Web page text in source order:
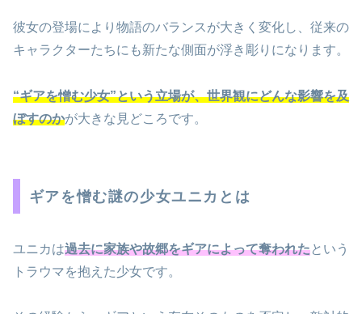
彼女の登場により物語のバランスが大きく変化し、従来の
キャラクターたちにも新たな側面が浮き彫りになります。
“ギアを憎む少女”という立場が、世界観にどんな影響を及
ぼすのかが大きな見どころです。
ギアを憎む謎の少女ユニカとは
ユニカは過去に家族や故郷をギアによって奪われたという
トラウマを抱えた少女です。